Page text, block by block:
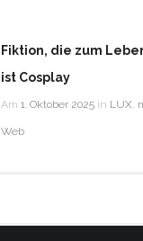
Fiktion, die zum
ist Cosplay
Am 1. Oktober 2025 in LUX,
Web